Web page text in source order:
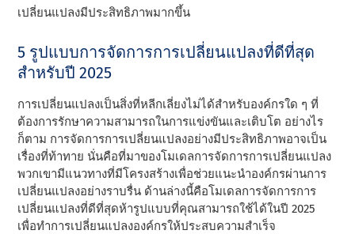
เปลี่ยนแปลงมีประสิทธิภาพมากขึ้น
5 รูปแบบการจัดการการเปลี่ยนแปลงที่ดีที่สุด
สําหรับปี 2025
การเปลี่ยนแปลงเป็นสิ่งที่หลีกเลี่ยงไม่ได้สําหรับองค์กรใด ๆ ที่
ต้องการรักษาความสามารถในการแข่งขันและเติบโต อย่างไร
ก็ตาม การจัดการการเปลี่ยนแปลงอย่างมีประสิทธิภาพอาจเป็น
เรื่องที่ท้าทาย นั่นคือที่มาของโมเดลการจัดการการเปลี่ยนแปลง
พวกเขามีแนวทางที่มีโครงสร้างเพื่อช่วยแนะนําองค์กรผ่านการ
เปลี่ยนแปลงอย่างราบรื่น ด้านล่างนี้คือโมเดลการจัดการการ
เปลี่ยนแปลงที่ดีที่สุดห้ารูปแบบที่คุณสามารถใช้ได้ในปี 2025
เพื่อทําการเปลี่ยนแปลงองค์กรให้ประสบความสําเร็จ